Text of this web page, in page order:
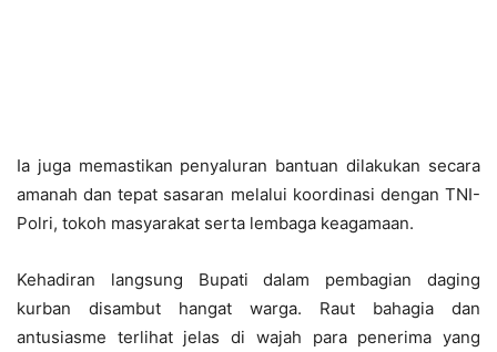
Ia juga memastikan penyaluran bantuan dilakukan secara
amanah dan tepat sasaran melalui koordinasi dengan TNI-
Polri, tokoh masyarakat serta lembaga keagamaan.
Kehadiran langsung Bupati dalam pembagian daging
kurban disambut hangat warga. Raut bahagia dan
antusiasme terlihat jelas di wajah para penerima yang